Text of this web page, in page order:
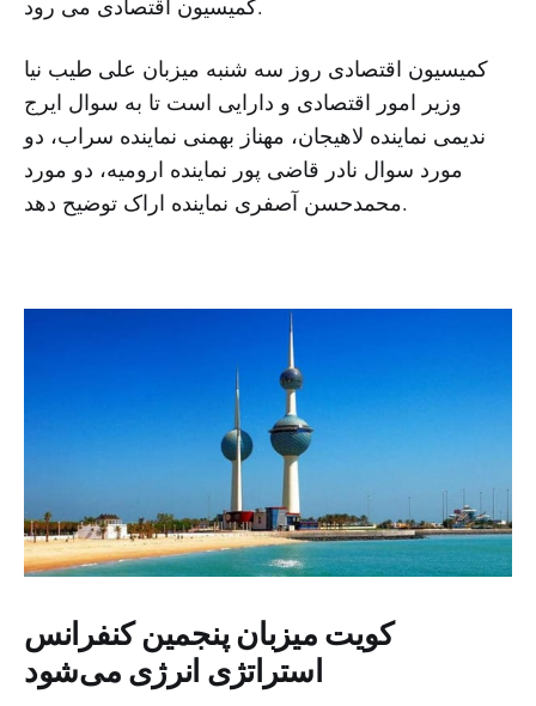
کمیسیون اقتصادی می رود.
کمیسیون اقتصادی روز سه شنبه میزبان علی طیب نیا
وزیر امور اقتصادی و دارایی است تا به سوال ایرج
ندیمی نماینده لاهیجان، مهناز بهمنی نماینده سراب، دو
مورد سوال نادر قاضی پور نماینده ارومیه، دو مورد
محمدحسن آصفری نماینده اراک توضیح دهد.
کویت میزبان پنجمین کنفرانس
استراتژی انرژی می‌شود